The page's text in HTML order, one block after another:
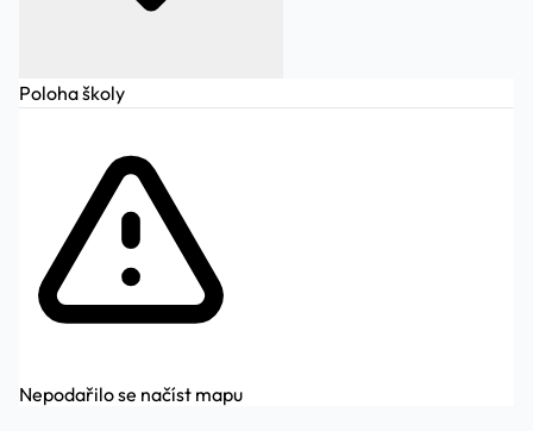
Poloha školy
Nepodařilo se načíst mapu